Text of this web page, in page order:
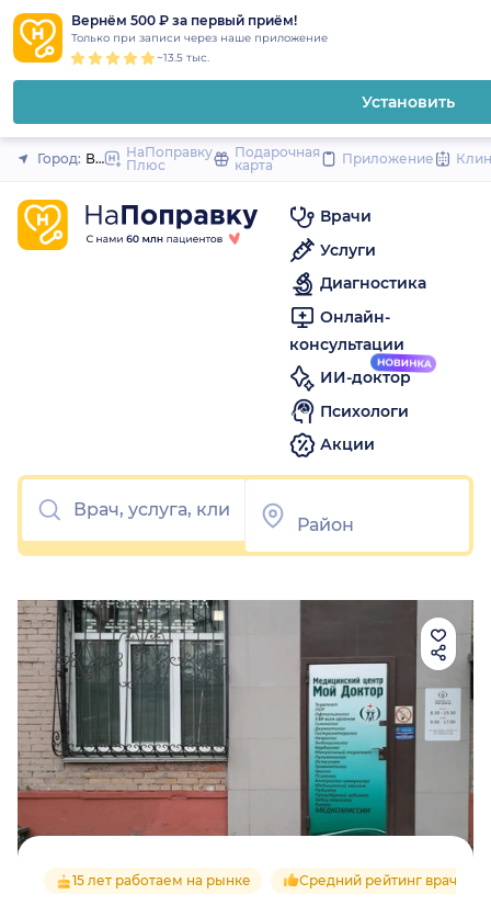
Вернём 500 ₽ за первый приём!
Только при записи через наше приложение
~13.5 тыс.
Установить
Закрыть
Город: Владивосток
НаПоправку
Плюс
Подарочная
карта
Приложение
Врачи
Услуги
Диагностика
Онлайн-
консультации
ИИ-доктор
Психологи
Акции
15 лет работаем на рынке Средний рейтинг врачей